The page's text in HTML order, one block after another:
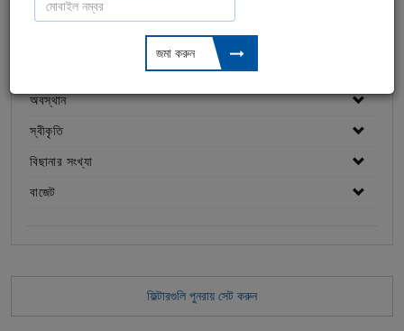
ইএনটি / ওটোল্যারিঙ্গোলজি
স্ত্রীরোগবিজ্ঞান
রেনাল কেয়ার / ইউরোলজি
প্লাস্টিক-কসমেটিক
অঙ্গ প্রতিস্থাপন
অবস্থান
স্বীকৃতি
বিছানার সংখ্যা
বাজেট
ফিল্টারগুলি পুনরায় সেট করুন